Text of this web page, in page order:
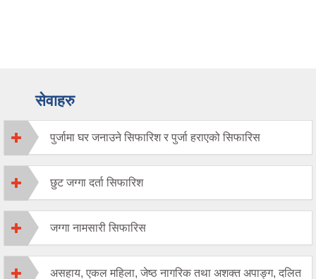
सेवाहरु
पुर्जामा घर जनाउने सिफारिश र पुर्जा हराएको सिफारिस
छुट जग्गा दर्ता सिफारिश
जग्गा नामसारी सिफारिस
असहाय, एकल महिला, जेष्ठ नागरिक तथा अशक्त अपाङ्ग, दलित